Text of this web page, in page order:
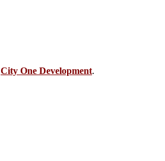
City One Development.